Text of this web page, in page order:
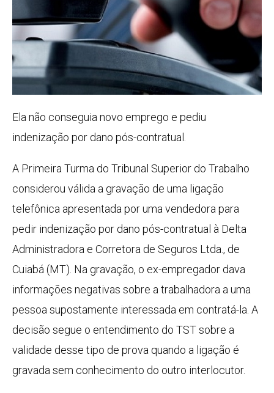
Ela não conseguia novo emprego e pediu
indenização por dano pós-contratual.
A Primeira Turma do Tribunal Superior do Trabalho
considerou válida a gravação de uma ligação
telefônica apresentada por uma vendedora para
pedir indenização por dano pós-contratual à Delta
Administradora e Corretora de Seguros Ltda., de
Cuiabá (MT). Na gravação, o ex-empregador dava
informações negativas sobre a trabalhadora a uma
pessoa supostamente interessada em contratá-la. A
decisão segue o entendimento do TST sobre a
validade desse tipo de prova quando a ligação é
gravada sem conhecimento do outro interlocutor.